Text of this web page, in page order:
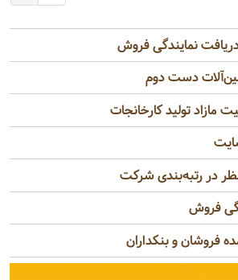
نمایندگی فروش
دست دوم
مازاد تولید کارخانجات
در رتبه‌بندی شرکت
فروش
فروشان و بنکداران